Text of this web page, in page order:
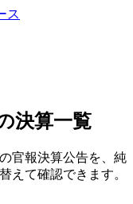
ス
決算一覧
官報決算公告を、純
えて確認できます。